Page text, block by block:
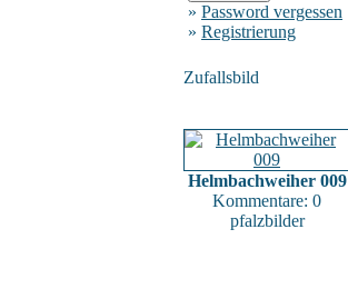
» Password vergessen
» Registrierung
Zufallsbild
Helmbachweiher 009
Kommentare: 0
pfalzbilder